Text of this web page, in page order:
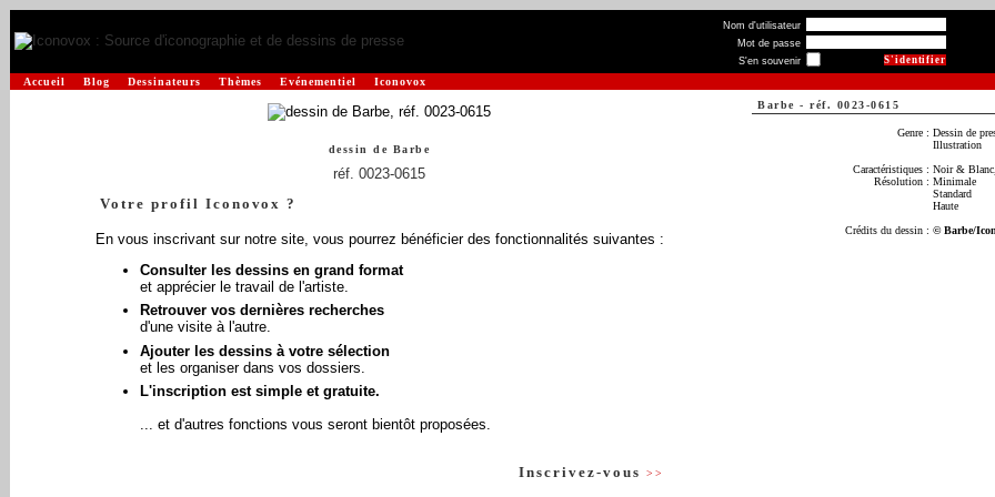
Nom d'utilisateur
Mot de passe
S'en souvenir
Accueil Blog Dessinateurs Thèmes Evénementiel Iconovox
dessin de Barbe
réf. 0023-0615
Votre profil Iconovox ?
En vous inscrivant sur notre site, vous pourrez bénéficier des fonctionnalités suivantes :
Consulter les dessins en grand format
et apprécier le travail de l'artiste.
Retrouver vos dernières recherches
d'une visite à l'autre.
Ajouter les dessins à votre sélection
et les organiser dans vos dossiers.
L'inscription est simple et gratuite.
... et d'autres fonctions vous seront bientôt proposées.
Inscrivez-vous >>
Barbe - réf. 0023-0615
Genre : Dessin de
Illustration
Caractéristiques : Noir &
Résolution : Minimale
Standard
Haute
Crédits du dessin : © Barbe/